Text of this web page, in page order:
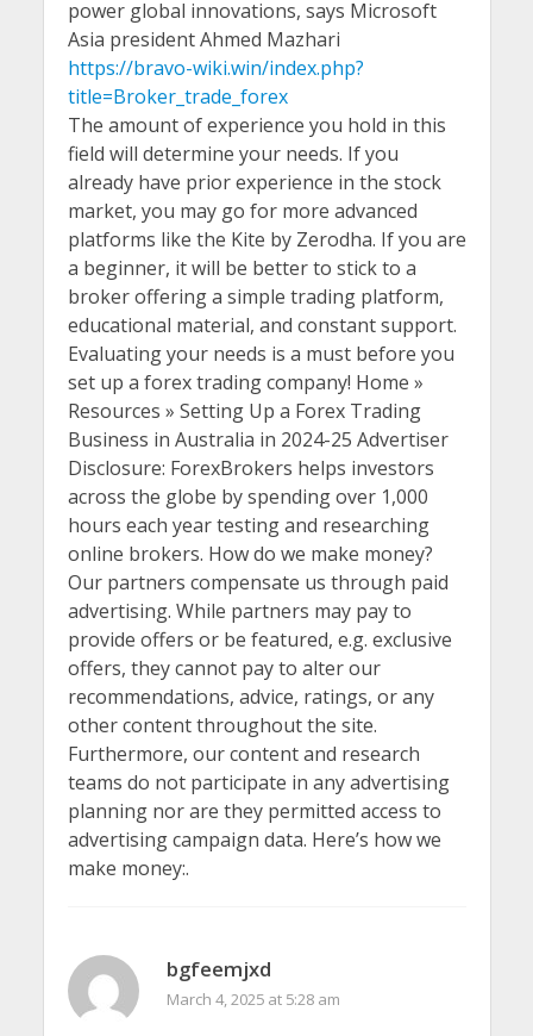
power global innovations, says Microsoft
Asia president Ahmed Mazhari
https://bravo-wiki.win/index.php?
title=Broker_trade_forex
The amount of experience you hold in this
field will determine your needs. If you
already have prior experience in the stock
market, you may go for more advanced
platforms like the Kite by Zerodha. If you are
a beginner, it will be better to stick to a
broker offering a simple trading platform,
educational material, and constant support.
Evaluating your needs is a must before you
set up a forex trading company! Home »
Resources » Setting Up a Forex Trading
Business in Australia in 2024-25 Advertiser
Disclosure: ForexBrokers helps investors
across the globe by spending over 1,000
hours each year testing and researching
online brokers. How do we make money?
Our partners compensate us through paid
advertising. While partners may pay to
provide offers or be featured, e.g. exclusive
offers, they cannot pay to alter our
recommendations, advice, ratings, or any
other content throughout the site.
Furthermore, our content and research
teams do not participate in any advertising
planning nor are they permitted access to
advertising campaign data. Here’s how we
make money:.
bgfeemjxd
March 4, 2025 at 5:28 am